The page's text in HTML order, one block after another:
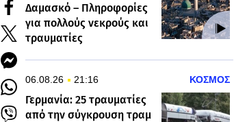
Δαμασκό – Πληροφορίες
για πολλούς νεκρούς και
τραυματίες
06.08.26 21:16 ΚΟΣΜΟΣ
Γερμανία: 25 τραυματίες
από την σύγκρουση τραμ